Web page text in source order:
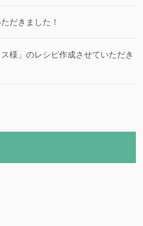
だきました！
様」のレシピ作成させていただき